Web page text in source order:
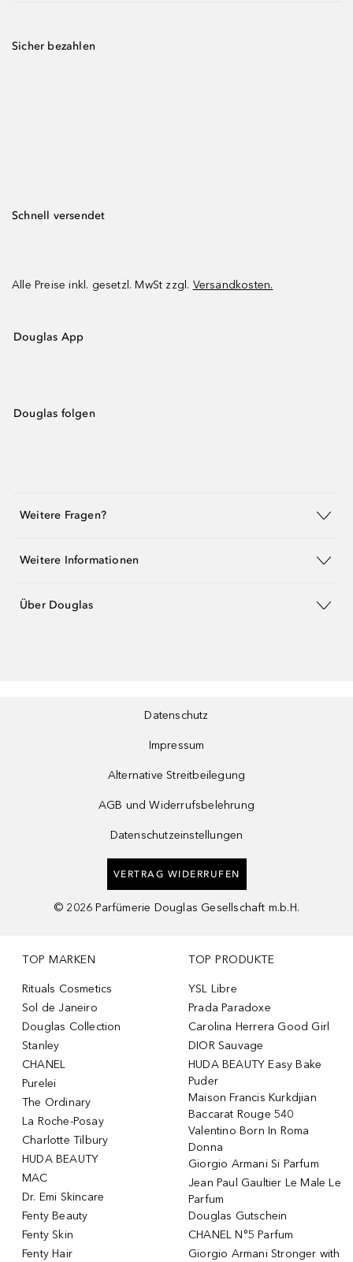
Sicher bezahlen
Schnell versendet
Alle Preise inkl. gesetzl. MwSt zzgl. Versandkosten.
Douglas App
Douglas folgen
Weitere Fragen?
Weitere Informationen
Über Douglas
Datenschutz
Impressum
Alternative Streitbeilegung
AGB und Widerrufsbelehrung
Datenschutzeinstellungen
VERTRAG WIDERRUFEN
© 2026 Parfümerie Douglas Gesellschaft m.b.H.
TOP MARKEN
Rituals Cosmetics
Sol de Janeiro
Douglas Collection
Stanley
CHANEL
Purelei
The Ordinary
La Roche-Posay
Charlotte Tilbury
HUDA BEAUTY
MAC
Dr. Emi Skincare
Fenty Beauty
Fenty Skin
Fenty Hair
TOP PRODUKTE
YSL Libre
Prada Paradoxe
Carolina Herrera Good Girl
DIOR Sauvage
HUDA BEAUTY Easy Bake
Puder
Maison Francis Kurkdjian
Baccarat Rouge 540
Valentino Born In Roma
Donna
Giorgio Armani Si Parfum
Jean Paul Gaultier Le Male Le
Parfum
Douglas Gutschein
CHANEL N°5 Parfum
Giorgio Armani Stronger with